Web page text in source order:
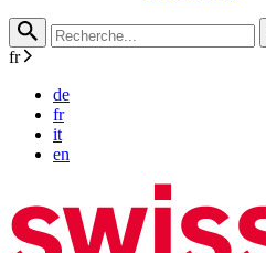
fr
de
fr
it
en